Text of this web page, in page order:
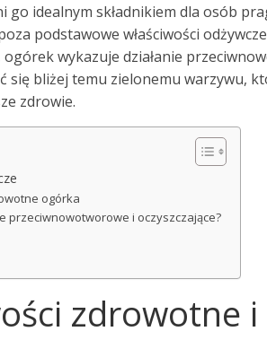
idealnym składnikiem dla osób
podstawowe właściwości
wykazuje działanie
się bliżej temu zielonemu warzywu,
zdrowie.
ogórka
przeciwnowotworowe i oczyszczające?
zdrowotne